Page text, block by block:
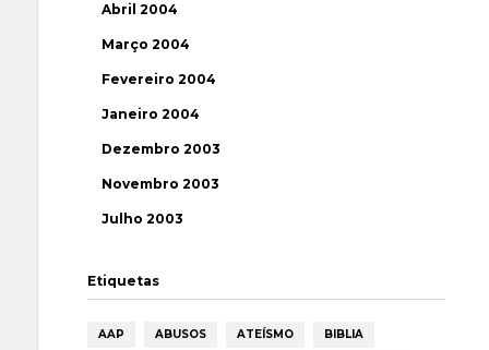
Abril 2004
Março 2004
Fevereiro 2004
Janeiro 2004
Dezembro 2003
Novembro 2003
Julho 2003
Etiquetas
AAP ABUSOS ATEÍSMO BIBLIA